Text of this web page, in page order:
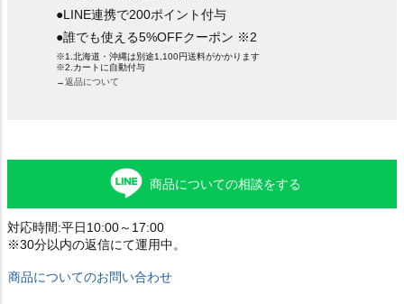
●LINE連携で200ポイント付与
●誰でも使える5%OFFクーポン ※2
※1.北海道・沖縄は別途1,100円送料がかかります
※2.カートに自動付与
→返品について
商品についての相談をする
対応時間:平日10:00～17:00
※30分以内の返信にて運用中。
商品についてのお問い合わせ